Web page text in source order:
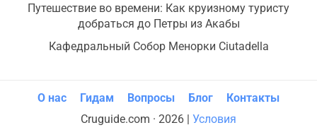
Путешествие во времени: Как круизному туристу
добраться до Петры из Акабы
Кафедральный Собор Менорки Ciutadella
Cruguide.com · 2026 | Условия
О нас Гидам Вопросы Блог Контакты